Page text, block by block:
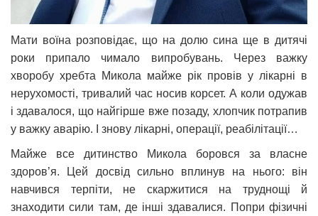
Мати воїна розповідає, що на долю сина ще в дитячі
роки припало чимало випробувань. Через важку
хворобу хребта Микола майже рік провів у лікарні в
нерухомості, тривалий час носив корсет. А коли одужав
і здавалося, що найгірше вже позаду, хлопчик потрапив
у важку аварію. І знову лікарні, операції, реабілітації…
Майже все дитинство Микола боровся за власне
здоров’я. Цей досвід сильно вплинув на нього: він
навчився терпіти, не скаржитися на труднощі й
знаходити сили там, де інші здавалися. Попри фізичні